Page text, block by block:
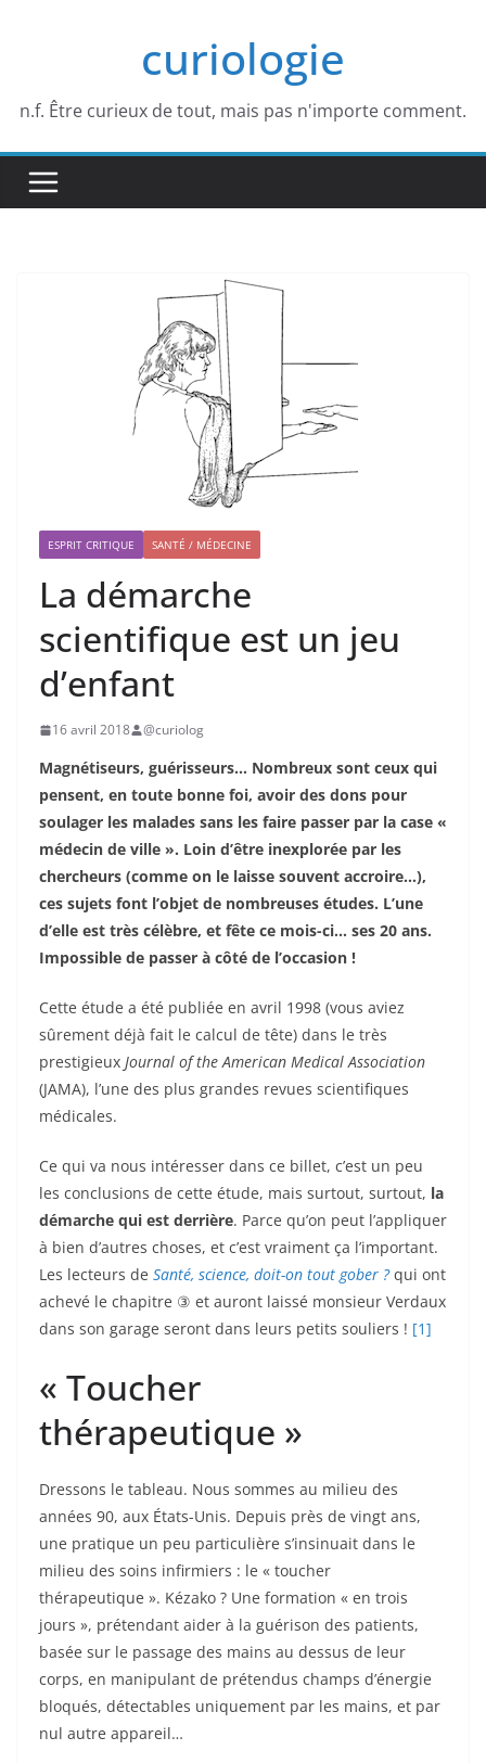
curiologie
n.f. Être curieux de tout, mais pas n'importe comment.
ESPRIT CRITIQUE SANTÉ / MÉDECINE
La démarche
scientifique est un jeu
d’enfant
16 avril 2018 @curiolog
Magnétiseurs, guérisseurs… Nombreux sont ceux qui
pensent, en toute bonne foi, avoir des dons pour
soulager les malades sans les faire passer par la case «
médecin de ville ». Loin d’être inexplorée par les
chercheurs (comme on le laisse souvent accroire…),
ces sujets font l’objet de nombreuses études. L’une
d’elle est très célèbre, et fête ce mois-ci… ses 20 ans.
Impossible de passer à côté de l’occasion !
Cette étude a été publiée en avril 1998 (vous aviez
sûrement déjà fait le calcul de tête) dans le très
prestigieux Journal of the American Medical Association
(JAMA), l’une des plus grandes revues scientifiques
médicales.
Ce qui va nous intéresser dans ce billet, c’est un peu
les conclusions de cette étude, mais surtout, surtout, la
démarche qui est derrière. Parce qu’on peut l’appliquer
à bien d’autres choses, et c’est vraiment ça l’important.
Les lecteurs de Santé, science, doit-on tout gober ?qui ont
achevé le chapitre ③ et auront laissé monsieur Verdaux
dans son garage seront dans leurs petits souliers ! [1]
« Toucher
thérapeutique »
Dressons le tableau. Nous sommes au milieu des
années 90, aux États-Unis. Depuis près de vingt ans,
une pratique un peu particulière s’insinuait dans le
milieu des soins infirmiers : le « toucher
thérapeutique ». Kézako ? Une formation « en trois
jours », prétendant aider à la guérison des patients,
basée sur le passage des mains au dessus de leur
corps, en manipulant de prétendus champs d’énergie
bloqués, détectables uniquement par les mains, et par
nul autre appareil…